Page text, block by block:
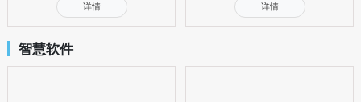
详情 详情
智慧软件